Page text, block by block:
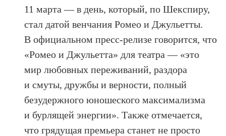
11 марта — в день, который, по Шекспиру,
стал датой венчания Ромео и Джульетты.
В официальном пресс-релизе говорится, что
«Ромео и Джульетта» для театра — «это
мир любовных переживаний, раздора
и смуты, дружбы и верности, полный
безудержного юношеского максимализма
и бурлящей энергии». Также отмечается,
что грядущая премьера станет не просто